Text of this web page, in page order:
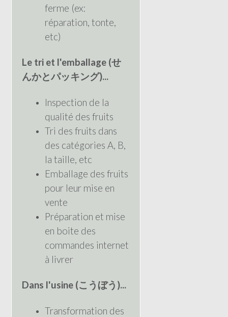
ferme (ex:
réparation, tonte,
etc)
Le tri et l'emballage (せ
んかとパッキング)...
Inspection de la
qualité des fruits
Tri des fruits dans
des catégories A, B,
la taille, etc
Emballage des fruits
pour leur mise en
vente
Préparation et mise
en boite des
commandes internet
à livrer
Dans l'usine (こうぼう)...
Transformation des